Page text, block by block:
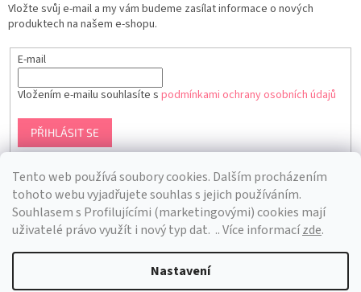
Tento web používá soubory cookies. Dalším procházením
tohoto webu vyjadřujete souhlas s jejich používáním.
Souhlasem s Profilujícími (marketingovými) cookies mají
uživatelé právo využít i nový typ dat. .. Více informacízde.
Nastavení
Vložte svůj e-mail a my vám budeme zasílat informace o nových
produktech na našem e-shopu.
E-mail
Vložením e-mailu souhlasíte s podmínkami ochrany osobních údajů
PŘIHLÁSIT SE
Vytvořil Shoptet